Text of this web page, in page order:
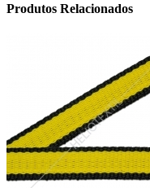
Produtos Relacionados